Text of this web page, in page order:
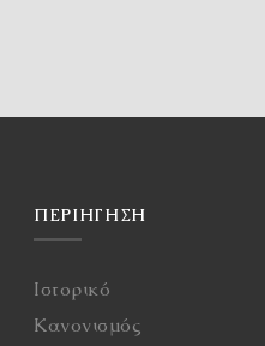
ΠΕΡΙΉΓΗΣΗ
Ιστορικό
Κανονισμός